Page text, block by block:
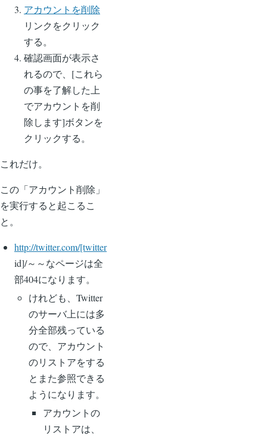
アカウントを削除
リンクをクリック
する。
確認画面が表示さ
れるので、[これら
の事を了解した上
でアカウントを削
除します]ボタンを
クリックする。
これだけ。
この「アカウント削除」
を実行すると起こるこ
と。
http://twitter.com/[twitter
id]/～～なページは全
部404になります。
けれども、Twitter
のサーバ上には多
分全部残っている
ので、アカウント
のリストアをする
とまた参照できる
ようになります。
アカウントの
リストアは、